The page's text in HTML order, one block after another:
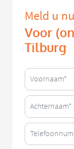
Meld u
Voor
Tilburg